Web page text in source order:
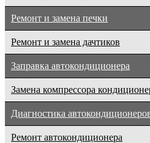
Ремонт и замена печки
Ремонт и замена дачтиков
Заправка автокондиционера
Замена компрессора
Диагностика
Ремонт автокондиционера